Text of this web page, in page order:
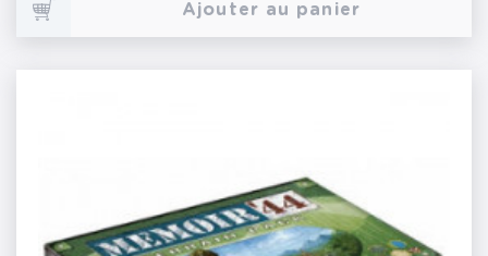
Ajouter au panier